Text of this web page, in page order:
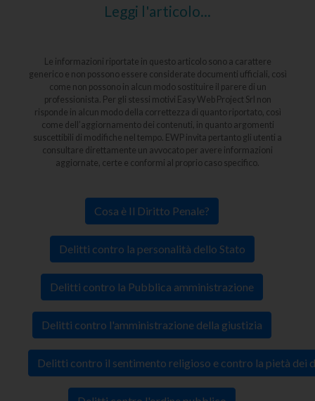
Leggi l'articolo...
Le informazioni riportate in questo articolo sono a carattere
generico e non possono essere considerate documenti ufficiali, così
come non possono in alcun modo sostituire il parere di un
professionista. Per gli stessi motivi Easy Web Project Srl non
risponde in alcun modo della correttezza di quanto riportato, così
come dell’aggiornamento dei contenuti, in quanto argomenti
suscettibili di modifiche nel tempo. EWP invita pertanto gli utenti a
consultare direttamente un avvocato per avere informazioni
aggiornate, certe e conformi al proprio caso specifico.
Cosa è Il Diritto Penale?
Delitti contro la personalità dello Stato
Delitti contro la Pubblica amministrazione
Delitti contro l'amministrazione della giustizia
Delitti contro il sentimento religioso e contro la pietà dei